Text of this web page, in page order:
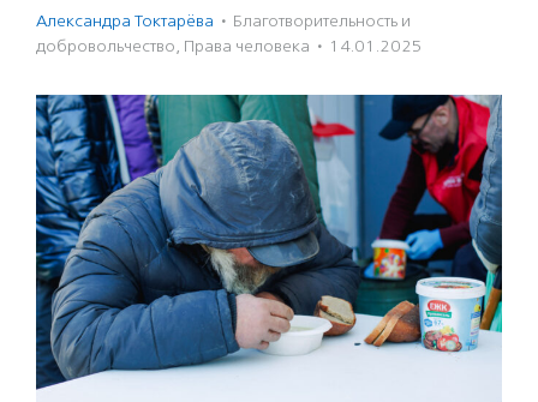
Александра Токтарёва · Благотвори­тель­ность и
доброволь­чест­во, Права человека · 14.01.2025